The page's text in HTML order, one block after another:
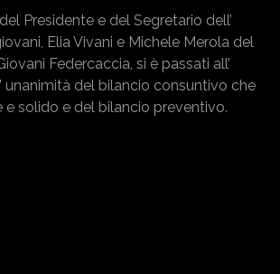
Presidente e del Segretario dell’
Elia Vivani e Michele Merola del
Federcaccia, si è passati all’
unanimità del bilancio consuntivo che
e solido e del bilancio preventivo.